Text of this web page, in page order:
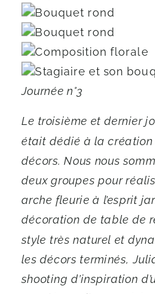
Journée n°3
Le troisième et dernier
était dédié à la création
décors. Nous nous
deux groupes pour
arche fleurie à l’esprit
décoration de table de
style très naturel et
les décors terminés,
shooting d’inspiration